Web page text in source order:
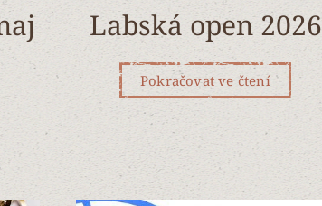
Labská open 2026
Pokračovat ve čtení